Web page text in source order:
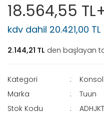
18.564,55
kdv dahil 20.421,00 TL
2.144,21 TL den başlayan
Kategori
Marka
Tuun
Stok Kodu